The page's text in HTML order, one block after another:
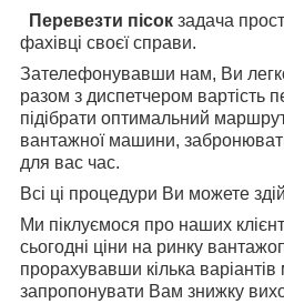
Перевезти пісок задача
фахівці своєї справи.
Зателефонувавши нам, Ви
разом з диспетчером вартість
підібрати оптимальний
вантажної машини,
для вас час.
Всі ці процедури Ви можете
Ми піклуємося про наших
сьогодні ціни на ринку
прорахувавши кілька
запропонувати Вам знижку